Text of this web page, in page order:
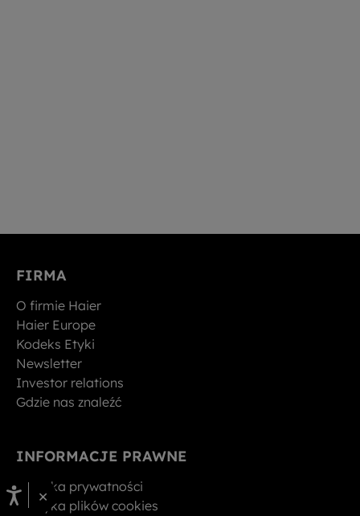
FIRMA
O firmie Haier
Haier Europe
Kodeks Etyki
Newsletter
Investor relations
Gdzie nas znaleźć
INFORMACJE PRAWNE
Polityka prywatności
Polityka plików cookies
×